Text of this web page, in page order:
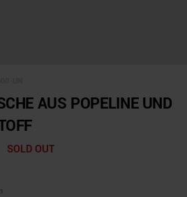
AUS POPELINE UND
SOLD OUT